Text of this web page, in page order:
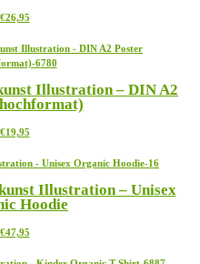
€26,95Dieses
weist
mehrere
auf.
Die
können
der
gewählt
werden
Illustration – DIN A2
€19,95Dieses
weist
Varianten
auf.
Optionen
Illustration – Unisex
Hoodie
€47,95Dieses
weist